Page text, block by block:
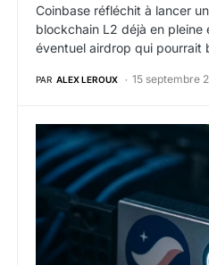
Coinbase réfléchit à lancer
blockchain L2 déjà en pleine
éventuel airdrop qui pourrait
PAR ALEX LEROUX 15 septembre
STRK : Starknet